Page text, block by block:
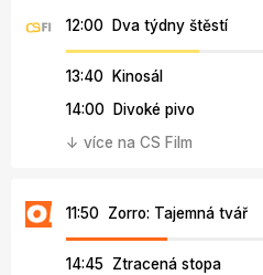
12:00 Dva týdny štěstí
13:40 Kinosál
14:00 Divoké pivo
↓ více na CS Film
11:50 Zorro: Tajemná tvář
14:45 Ztracená stopa